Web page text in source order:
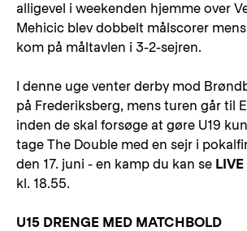
alligevel i weekenden hjemme over
Mehicic blev dobbelt målscorer mens
kom på måltavlen i 3-2-sejren.
I denne uge venter derby mod
på Frederiksberg, mens turen går til
inden de skal forsøge at gøre U19
tage The Double med en sejr i
den 17. juni - en kamp du kan se LIVE
kl. 18.55.
U15 DRENGE MED MATCHBOLD